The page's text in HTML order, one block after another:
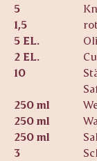
5
1,5
5 EL.
2 EL.
10
250 ml
250 ml
250 ml
3